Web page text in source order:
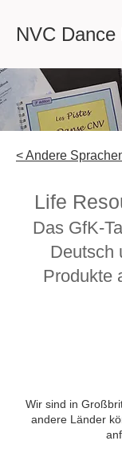
NVC Dance
< Andere
Life
Das GfK-
Deutsch
Produkte
Wir sind in
andere Länder